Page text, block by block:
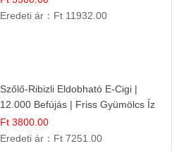
Eredeti ár： Ft 11932.00
Szőlő-Ribizli Eldobható E-Cigi |
12.000 Befújás | Friss Gyümölcs Íz
Ft 3800.00
Eredeti ár： Ft 7251.00